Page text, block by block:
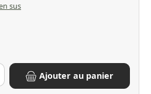
sus
étoiles
la quantité souhaitée ou utilisez les
Ajouter au panier